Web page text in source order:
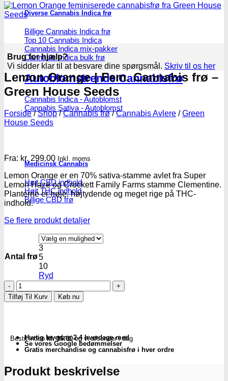
Diverse Cannabis Indica frø
Billige Cannabis Indica frø
Top 10 Cannabis Indica
Cannabis Indica mix-pakker
Cannabis Indica bulk frø
Autoblomstrende Cannabisfrø
Cannabis Indica - Autoblomst
Cannabis Sativa - Autoblomst
Medicinsk Cannabis
Højt CBD indhold
Højt THC indhold
Billige CBD frø
Brug for hjælp?
Vi sidder klar til at besvare dine spørgsmål. Skriv til os her
Lemon Orange | Fem. Cannabis frø –
Green House Seeds
Forside / Shop / Cannabis frø / Cannabis Avlere / Green
House Seeds
Fra: kr. 299.00 Inkl. moms
Lemon Orange er en 70% sativa-stamme avlet fra Super
Lemon Haze og Crockett Family Farms stamme Clementine.
Planterne er høje, højtydende og meget rige på THC-
indhold.
Se flere produkt detaljer
Antal frø
3
5
10
Ryd
Lemon
Orange
|
–
Green
Seeds
antal
Tilføj Til Kurv Køb nu
Bestil indenkl. 16.00og vi afsender i dag
Hurtig levering 2-4 hverdage med
Se vores Google bedømmelser
Gratis merchandise og cannabisfrø i hver ordre
Produkt beskrivelse